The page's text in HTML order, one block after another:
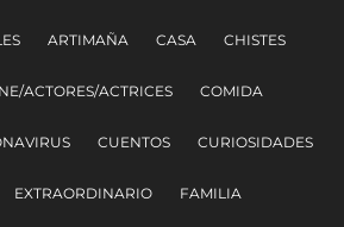
ARTIMAÑA CASA CHISTES
ACTORES/ACTRICES COMIDA
CUENTOS CURIOSIDADES
EXTRAORDINARIO FAMILIA